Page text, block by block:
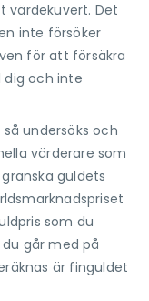
värdekuvert. Det
inte försöker
för att försäkra
och inte
undersöks och
värderare som
guldets
som du
går med på
är finguldet